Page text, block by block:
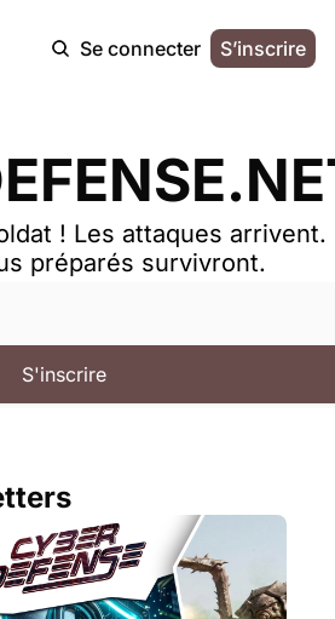
Se connecter S’inscrire
! Les attaques arrivent.
préparés survivront.
S'inscrire